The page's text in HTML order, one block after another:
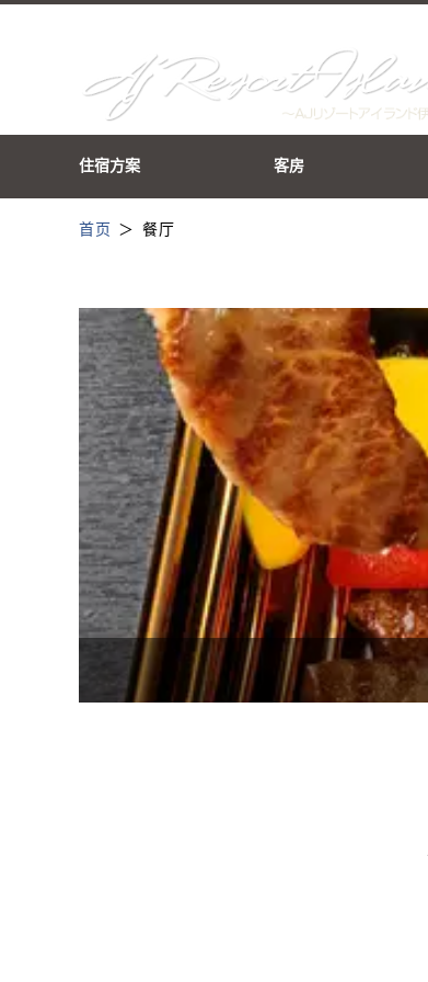
住宿方案 客房
首页 餐厅